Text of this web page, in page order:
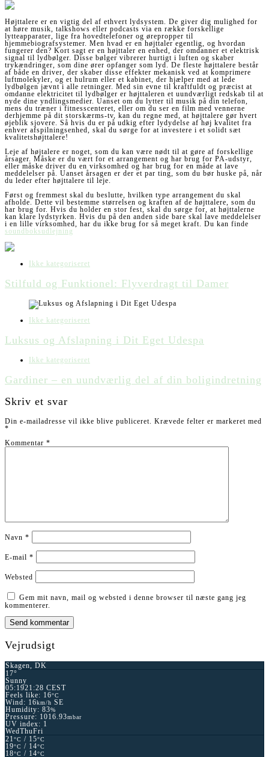
Højttalere er en vigtig del af ethvert lydsystem. De giver dig mulighed for
at høre musik, talkshows eller podcasts via en række forskellige
lytteapparater, lige fra hovedtelefoner og ørepropper til
hjemmebiografsystemer. Men hvad er en højttaler egentlig, og hvordan
fungerer den? Kort sagt er en højttaler en enhed, der omdanner et elektrisk
signal til lydbølger. Disse bølger vibrerer hurtigt i luften og skaber
trykændringer, som dine ører opfanger som lyd. De fleste højttalere består
af både en driver, der skaber disse effekter mekanisk ved at komprimere
luftmolekyler, og et hulrum eller et kabinet, der hjælper med at lede
lydbølgen jævnt i alle retninger. Med sin evne til kraftfuldt og præcist at
omdanne elektricitet til lydbølger er højttaleren et uundværligt redskab til at
nyde dine yndlingsmedier. Uanset om du lytter til musik på din telefon,
mens du træner i fitnesscenteret, eller om du ser en film med vennerne
derhjemme på dit storskærms-tv, kan du regne med, at højttalere gør hvert
øjeblik sjovere. Så hvis du er på udkig efter lydydelse af høj kvalitet fra
enhver afspilningsenhed, skal du sørge for at investere i et solidt sæt
kvalitetshøjttalere!
Leje af højtalere er noget, som du kan være nødt til at gøre af forskellige
årsager. Måske er du vært for et arrangement og har brug for PA-udstyr,
eller måske driver du en virksomhed og har brug for en måde at lave
meddelelser på. Uanset årsagen er der et par ting, som du bør huske på, når
du leder efter højttalere til leje.
Først og fremmest skal du beslutte, hvilken type arrangement du skal
afholde. Dette vil bestemme størrelsen og kraften af de højttalere, som du
har brug for. Hvis du holder en stor fest, skal du sørge for, at højttalerne
kan klare lydstyrken. Hvis du på den anden side bare skal lave meddelelser
i en lille virksomhed, har du ikke brug for så meget kraft. Du kan finde
soundboksudlejning
Ikke kategoriseret
Stilfuld og Funktionel: Flyverdragt til Damer
Ikke kategoriseret
Luksus og Afslapning i Dit Eget Udespa
Ikke kategoriseret
Gardiner – en uundværlig del af din boligindretning
Skriv et svar
Din e-mailadresse vil ikke blive publiceret. Krævede felter er markeret med
*
Kommentar *
Navn *
E-mail *
Websted
Gem mit navn, mail og websted i denne browser til næste gang jeg
kommenterer.
Vejrudsigt
Skagen, DK
17°
Sunny
05:1921:28 CEST
Feels like: 16°C
Wind: 16km/h SE
Humidity: 83%
Pressure: 1016.93mbar
UV index: 1
WedThuFri
21°C / 15°C
19°C / 14°C
18°C / 14°C